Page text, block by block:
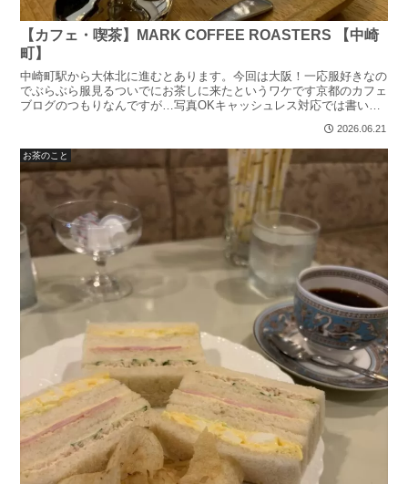
【カフェ・喫茶】MARK COFFEE ROASTERS 【中崎
町】
中崎町駅から大体北に進むとあります。今回は大阪！一応服好きなの
でぶらぶら服見るついでにお茶しに来たというワケです京都のカフェ
ブログのつもりなんですが…写真OKキャッシュレス対応では書いて
2026.06.21
お茶のこと